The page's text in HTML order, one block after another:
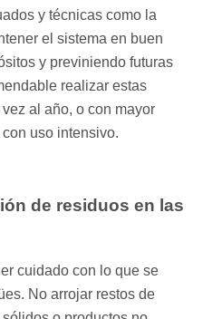
y técnicas como la
el sistema en buen
y previniendo futuras
realizar estas
al año, o con mayor
uso intensivo.
de residuos en las
cuidado con lo que se
No arrojar restos de